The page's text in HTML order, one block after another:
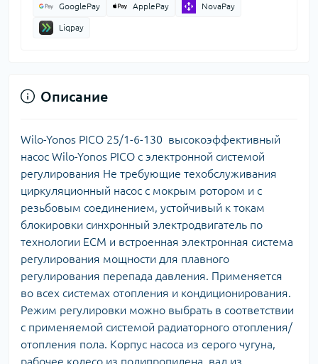
GooglePay ApplePay NovaPay
Liqpay
Описание
Wilo-Yonos PICO 25/1-6-130 высокоэффективный
насос Wilo-Yonos PICO с электронной системой
регулирования Не требующие техобслуживания
циркуляционный насос с мокрым ротором и с
резьбовым соединением, устойчивый к токам
блокировки синхронный электродвигатель по
технологии ECM и встроенная электронная система
регулирования мощности для плавного
регулирования перепада давления. Применяется
во всех системах отопления и кондиционирования.
Режим регулировки можно выбрать в соответствии
с применяемой системой радиаторного отопления/
отопления пола. Корпус насоса из серого чугуна,
рабочее колесо из полипропилена, вал из